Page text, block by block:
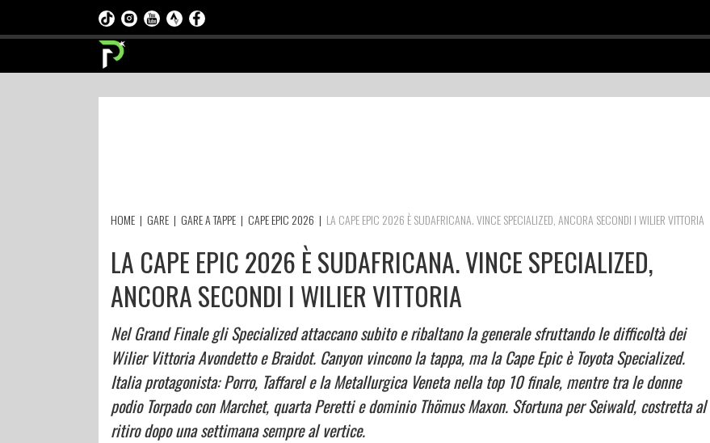
HOME | GARE | GARE A TAPPE | CAPE EPIC 2026 | LA CAPE EPIC 2026 È SUDAFRICANA. VINCE SPECIALIZED, ANCORA SECONDI I WILIER VITTORIA
LA CAPE EPIC 2026 È SUDAFRICANA. VINCE SPECIALIZED,
ANCORA SECONDI I WILIER VITTORIA
Nel Grand Finale gli Specialized attaccano subito e ribaltano la generale sfruttando le difficoltà dei
Wilier Vittoria Avondetto e Braidot. Canyon vincono la tappa, ma la Cape Epic è Toyota Specialized.
Italia protagonista: Porro, Taffarel e la Metallurgica Veneta nella top 10 finale, mentre tra le donne
podio Torpado con Marchet, quarta Peretti e dominio Thömus Maxon. Sfortuna per Seiwald, costretta al
ritiro dopo una settimana sempre al vertice.